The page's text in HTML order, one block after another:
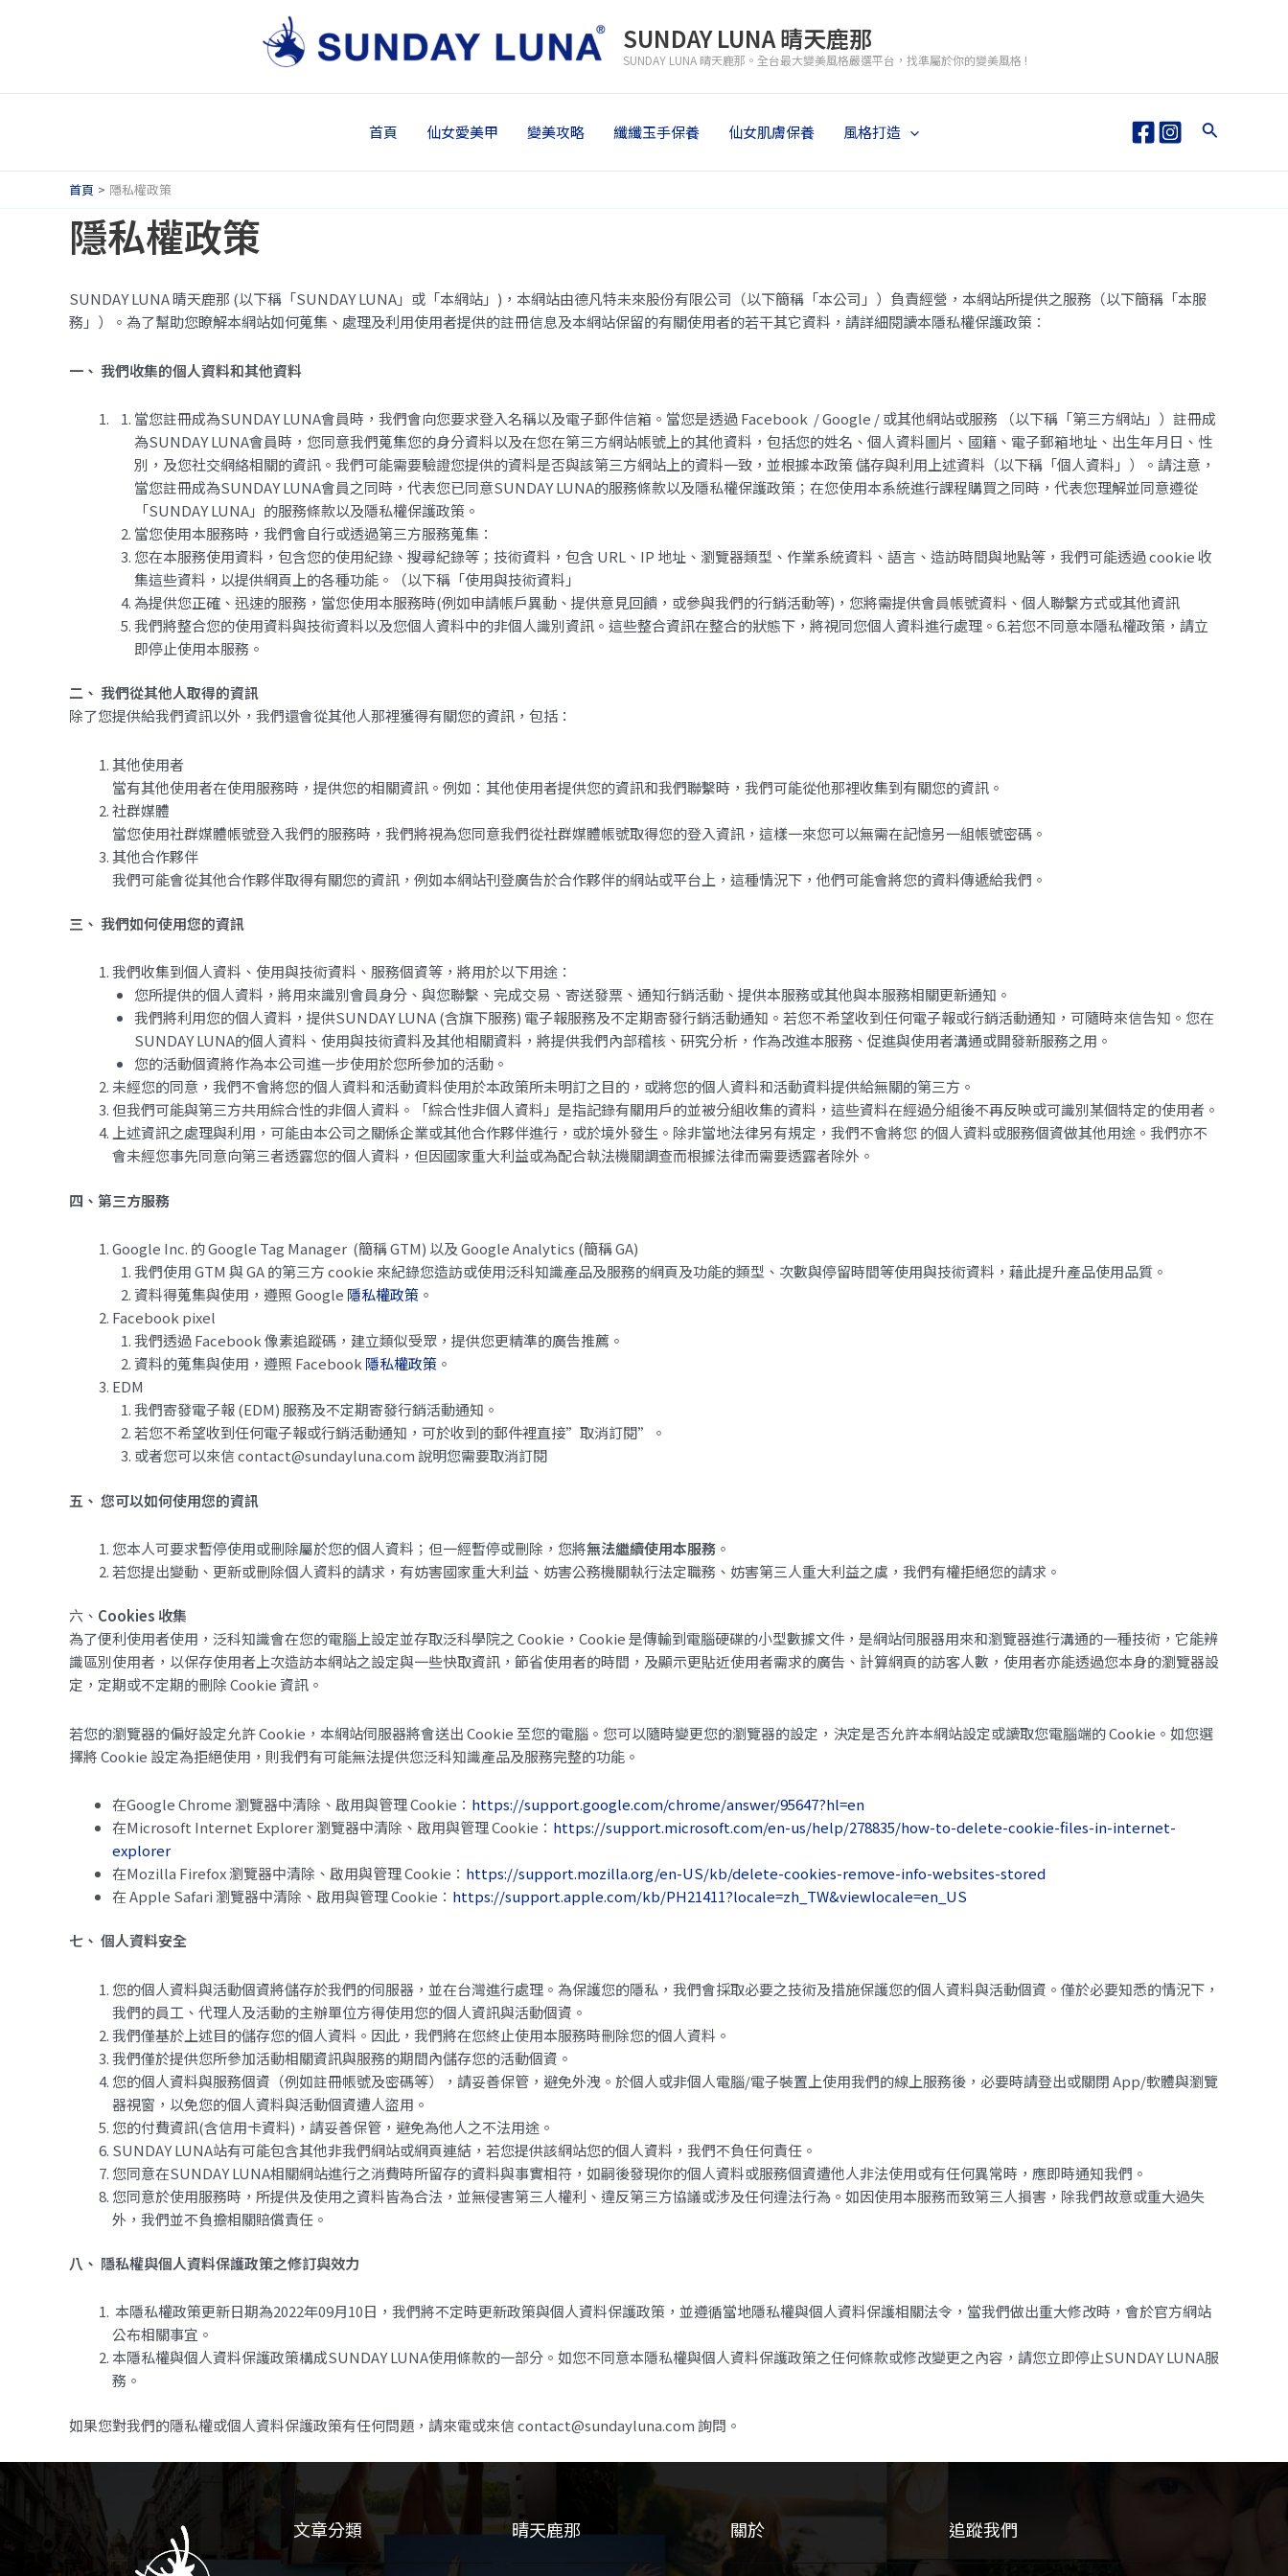
SUNDAY LUNA 晴天鹿那
SUNDAY LUNA 晴天鹿那。全台最大變美風格嚴選平台，找準屬於你的變美風格 !
首頁 仙女愛美甲 變美攻略 纖纖玉手保養 仙女肌膚保養 風格打造
搜
首頁 隱私權政策
隱私權政策
SUNDAY LUNA 晴天鹿那 (以下稱「SUNDAY LUNA」或「本網站」)，本網站由德凡特未來股份有限公司（以下簡稱「本公司」）負責經營，本網站所提供之服務（以下簡稱「本服
務」）。為了幫助您瞭解本網站如何蒐集、處理及利用使用者提供的註冊信息及本網站保留的有關使用者的若干其它資料，請詳細閱讀本隱私權保護政策：
一、 我們收集的個人資料和其他資料
當您註冊成為SUNDAY LUNA會員時，我們會向您要求登入名稱以及電子郵件信箱。當您是透過 Facebook / Google / 或其他網站或服務 （以下稱「第三方網站」）註冊成
為SUNDAY LUNA會員時，您同意我們蒐集您的身分資料以及在您在第三方網站帳號上的其他資料，包括您的姓名、個人資料圖片、國籍、電子郵箱地址、出生年月日、性
別，及您社交網絡相關的資訊。我們可能需要驗證您提供的資料是否與該第三方網站上的資料一致，並根據本政策 儲存與利用上述資料（以下稱「個人資料」）。請注意，
當您註冊成為SUNDAY LUNA會員之同時，代表您已同意SUNDAY LUNA的服務條款以及隱私權保護政策；在您使用本系統進行課程購買之同時，代表您理解並同意遵從
「SUNDAY LUNA」的服務條款以及隱私權保護政策。
當您使用本服務時，我們會自行或透過第三方服務蒐集：
您在本服務使用資料，包含您的使用紀錄、搜尋紀錄等；技術資料，包含 URL、IP 地址、瀏覽器類型、作業系統資料、語言、造訪時間與地點等，我們可能透過 cookie 收
集這些資料，以提供網頁上的各種功能。（以下稱「使用與技術資料」
為提供您正確、迅速的服務，當您使用本服務時(例如申請帳戶異動、提供意見回饋，或參與我們的行銷活動等)，您將需提供會員帳號資料、個人聯繫方式或其他資訊
我們將整合您的使用資料與技術資料以及您個人資料中的非個人識別資訊。這些整合資訊在整合的狀態下，將視同您個人資料進行處理。6.若您不同意本隱私權政策，請立
即停止使用本服務。
二、 我們從其他人取得的資訊
除了您提供給我們資訊以外，我們還會從其他人那裡獲得有關您的資訊，包括：
其他使用者
當有其他使用者在使用服務時，提供您的相關資訊。例如：其他使用者提供您的資訊和我們聯繫時，我們可能從他那裡收集到有關您的資訊。
社群媒體
當您使用社群媒體帳號登入我們的服務時，我們將視為您同意我們從社群媒體帳號取得您的登入資訊，這樣一來您可以無需在記憶另一組帳號密碼。
其他合作夥伴
我們可能會從其他合作夥伴取得有關您的資訊，例如本網站刊登廣告於合作夥伴的網站或平台上，這種情況下，他們可能會將您的資料傳遞給我們。
三、 我們如何使用您的資訊
我們收集到個人資料、使用與技術資料、服務個資等，將用於以下用途：
您所提供的個人資料，將用來識別會員身分、與您聯繫、完成交易、寄送發票、通知行銷活動、提供本服務或其他與本服務相關更新通知。
我們將利用您的個人資料，提供SUNDAY LUNA (含旗下服務) 電子報服務及不定期寄發行銷活動通知。若您不希望收到任何電子報或行銷活動通知，可隨時來信告知。您在
SUNDAY LUNA的個人資料、使用與技術資料及其他相關資料，將提供我們內部稽核、研究分析，作為改進本服務、促進與使用者溝通或開發新服務之用。
您的活動個資將作為本公司進一步使用於您所參加的活動。
未經您的同意，我們不會將您的個人資料和活動資料使用於本政策所未明訂之目的，或將您的個人資料和活動資料提供給無關的第三方。
但我們可能與第三方共用綜合性的非個人資料。「綜合性非個人資料」是指記錄有關用戶的並被分組收集的資料，這些資料在經過分組後不再反映或可識別某個特定的使用者。
上述資訊之處理與利用，可能由本公司之關係企業或其他合作夥伴進行，或於境外發生。除非當地法律另有規定，我們不會將您 的個人資料或服務個資做其他用途。我們亦不
會未經您事先同意向第三者透露您的個人資料，但因國家重大利益或為配合執法機關調查而根據法律而需要透露者除外。
四、第三方服務
Google Inc. 的 Google Tag Manager (簡稱 GTM) 以及 Google Analytics (簡稱 GA)
我們使用 GTM 與 GA 的第三方 cookie 來紀錄您造訪或使用泛科知識產品及服務的網頁及功能的類型、次數與停留時間等使用與技術資料，藉此提升產品使用品質。
資料得蒐集與使用，遵照 Google 隱私權政策。
Facebook pixel
我們透過 Facebook 像素追蹤碼，建立類似受眾，提供您更精準的廣告推薦。
資料的蒐集與使用，遵照 Facebook 隱私權政策。
EDM
我們寄發電子報 (EDM) 服務及不定期寄發行銷活動通知。
若您不希望收到任何電子報或行銷活動通知，可於收到的郵件裡直接”取消訂閱”。
或者您可以來信contact@sundayluna.com說明您需要取消訂閱
五、 您可以如何使用您的資訊
您本人可要求暫停使用或刪除屬於您的個人資料；但一經暫停或刪除，您將無法繼續使用本服務 。
若您提出變動、更新或刪除個人資料的請求，有妨害國家重大利益、妨害公務機關執行法定職務、妨害第三人重大利益之虞，我們有權拒絕您的請求。
六、 Cookies 收集
為了便利使用者使用，泛科知識會在您的電腦上設定並存取泛科學院之 Cookie，Cookie 是傳輸到電腦硬碟的小型數據文件，是網站伺服器用來和瀏覽器進行溝通的一種技術，它能辨
識區別使用者，以保存使用者上次造訪本網站之設定與一些快取資訊，節省使用者的時間，及顯示更貼近使用者需求的廣告、計算網頁的訪客人數，使用者亦能透過您本身的瀏覽器設
定，定期或不定期的刪除 Cookie 資訊。
若您的瀏覽器的偏好設定允許 Cookie，本網站伺服器將會送出 Cookie 至您的電腦。您可以隨時變更您的瀏覽器的設定，決定是否允許本網站設定或讀取您電腦端的 Cookie。如您選
擇將 Cookie 設定為拒絕使用，則我們有可能無法提供您泛科知識產品及服務完整的功能。
在Google Chrome 瀏覽器中清除、啟用與管理 Cookie： https://support.google.com/chrome/answer/95647?hl=en
在Microsoft Internet Explorer 瀏覽器中清除、啟用與管理 Cookie： https://support.microsoft.com/en-us/help/278835/how-to-delete-cookie-files-in-internet-
explorer
在Mozilla Firefox 瀏覽器中清除、啟用與管理 Cookie： https://support.mozilla.org/en-US/kb/delete-cookies-remove-info-websites-stored
在 Apple Safari 瀏覽器中清除、啟用與管理 Cookie： https://support.apple.com/kb/PH21411?locale=zh_TW&viewlocale=en_US
七、 個人資料安全
您的個人資料與活動個資將儲存於我們的伺服器，並在台灣進行處理。為保護您的隱私，我們會採取必要之技術及措施保護您的個人資料與活動個資。僅於必要知悉的情況下，
我們的員工、代理人及活動的主辦單位方得使用您的個人資訊與活動個資。
我們僅基於上述目的儲存您的個人資料。因此，我們將在您終止使用本服務時刪除您的個人資料。
我們僅於提供您所參加活動相關資訊與服務的期間內儲存您的活動個資。
您的個人資料與服務個資（例如註冊帳號及密碼等），請妥善保管，避免外洩。於個人或非個人電腦/電子裝置上使用我們的線上服務後，必要時請登出或關閉 App/軟體與瀏覽
器視窗，以免您的個人資料與活動個資遭人盜用。
您的付費資訊(含信用卡資料)，請妥善保管，避免為他人之不法用途。
SUNDAY LUNA站有可能包含其他非我們網站或網頁連結，若您提供該網站您的個人資料，我們不負任何責任。
您同意在SUNDAY LUNA相關網站進行之消費時所留存的資料與事實相符，如嗣後發現你的個人資料或服務個資遭他人非法使用或有任何異常時，應即時通知我們。
您同意於使用服務時，所提供及使用之資料皆為合法，並無侵害第三人權利、違反第三方協議或涉及任何違法行為。如因使用本服務而致第三人損害，除我們故意或重大過失
外，我們並不負擔相關賠償責任。
八、 隱私權與個人資料保護政策之修訂與效力
本隱私權政策更新日期為2022年09月10日，我們將不定時更新政策與個人資料保護政策，並遵循當地隱私權與個人資料保護相關法令，當我們做出重大修改時，會於官方網站
公布相關事宜。
本隱私權與個人資料保護政策構成SUNDAY LUNA使用條款的一部分。如您不同意本隱私權與個人資料保護政策之任何條款或修改變更之內容，請您立即停止SUNDAY LUNA服
務。
如果您對我們的隱私權或個人資料保護政策有任何問題，請來電或來信contact@sundayluna.com詢問。
文章分類 晴天鹿那 關於 追蹤我們